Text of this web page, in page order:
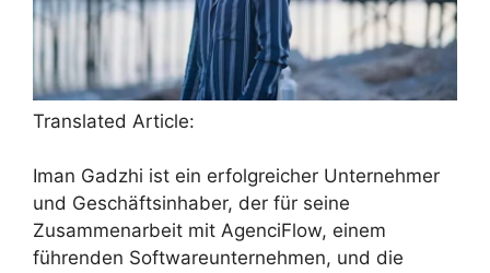
Translated Article:
Iman Gadzhi ist ein erfolgreicher Unternehmer
und Geschäftsinhaber, der für seine
Zusammenarbeit mit AgenciFlow, einem
führenden Softwareunternehmen, und die